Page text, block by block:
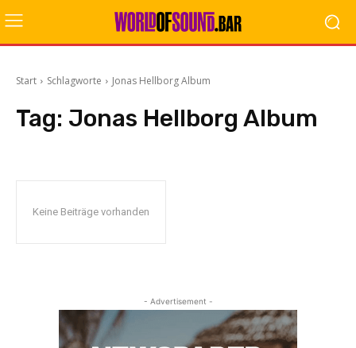
Start Schlagworte Jonas Hellborg Album
Tag: Jonas Hellborg Album
Keine Beiträge vorhanden
- Advertisement -